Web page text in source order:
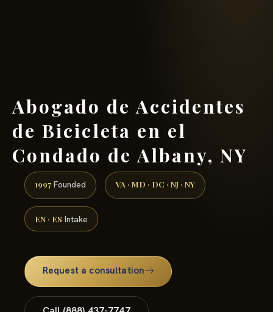
Abogado de Accidentes
de Bicicleta en el
Condado de Albany, NY
1997 Founded VA · MD · DC · NJ · NY
EN · ES Intake
Request a consultation